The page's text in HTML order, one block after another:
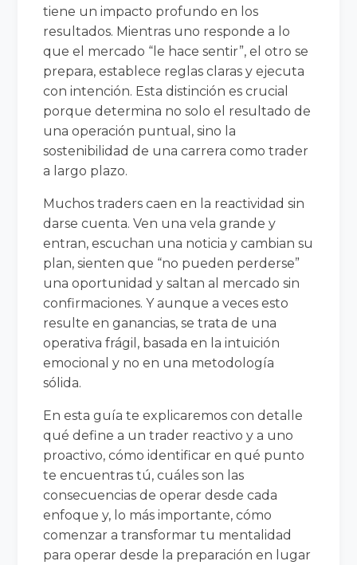
tiene un impacto profundo en los
resultados. Mientras uno responde a lo
que el mercado “le hace sentir”, el otro se
prepara, establece reglas claras y ejecuta
con intención. Esta distinción es crucial
porque determina no solo el resultado de
una operación puntual, sino la
sostenibilidad de una carrera como trader
a largo plazo.
Muchos traders caen en la reactividad sin
darse cuenta. Ven una vela grande y
entran, escuchan una noticia y cambian su
plan, sienten que “no pueden perderse”
una oportunidad y saltan al mercado sin
confirmaciones. Y aunque a veces esto
resulte en ganancias, se trata de una
operativa frágil, basada en la intuición
emocional y no en una metodología
sólida.
En esta guía te explicaremos con detalle
qué define a un trader reactivo y a uno
proactivo, cómo identificar en qué punto
te encuentras tú, cuáles son las
consecuencias de operar desde cada
enfoque y, lo más importante, cómo
comenzar a transformar tu mentalidad
para operar desde la preparación en lugar